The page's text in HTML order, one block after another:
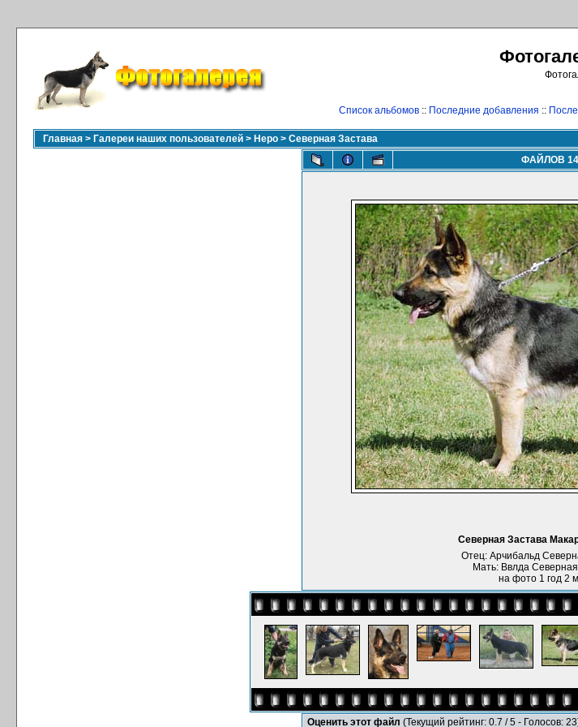
Список альбомов :: Последние добавления ::
Главная > Галереи наших пользователей > Неро > Северная Застава
ФАЙЛОВ
Северная Застава
Отец: Арчибальд
Мать: Ввлда
на фото 1 год 2
Оценить этот файл (Текущий рейтинг: 0.7 / 5 - Голосов: